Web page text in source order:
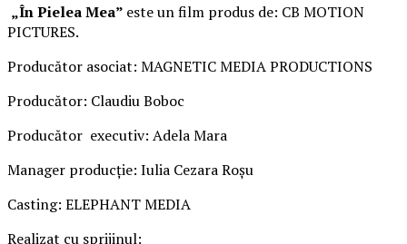
„În Pielea Mea” este un film produs de: CB MOTION
PICTURES.
Producător asociat: MAGNETIC MEDIA PRODUCTIONS
Producător: Claudiu Boboc
Producător executiv: Adela Mara
Manager producție: Iulia Cezara Roșu
Casting: ELEPHANT MEDIA
Realizat cu sprijinul: